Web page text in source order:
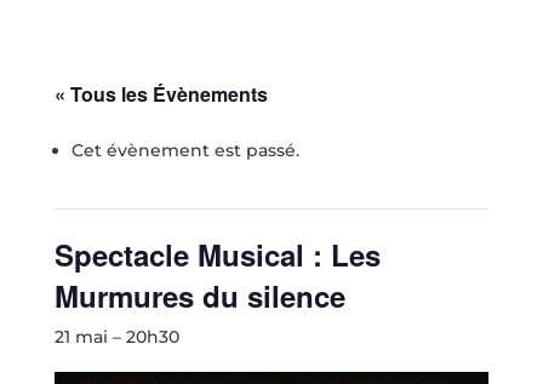
« Tous les Évènements
Cet évènement est passé.
Spectacle Musical : Les
Murmures du silence
21 mai – 20h30